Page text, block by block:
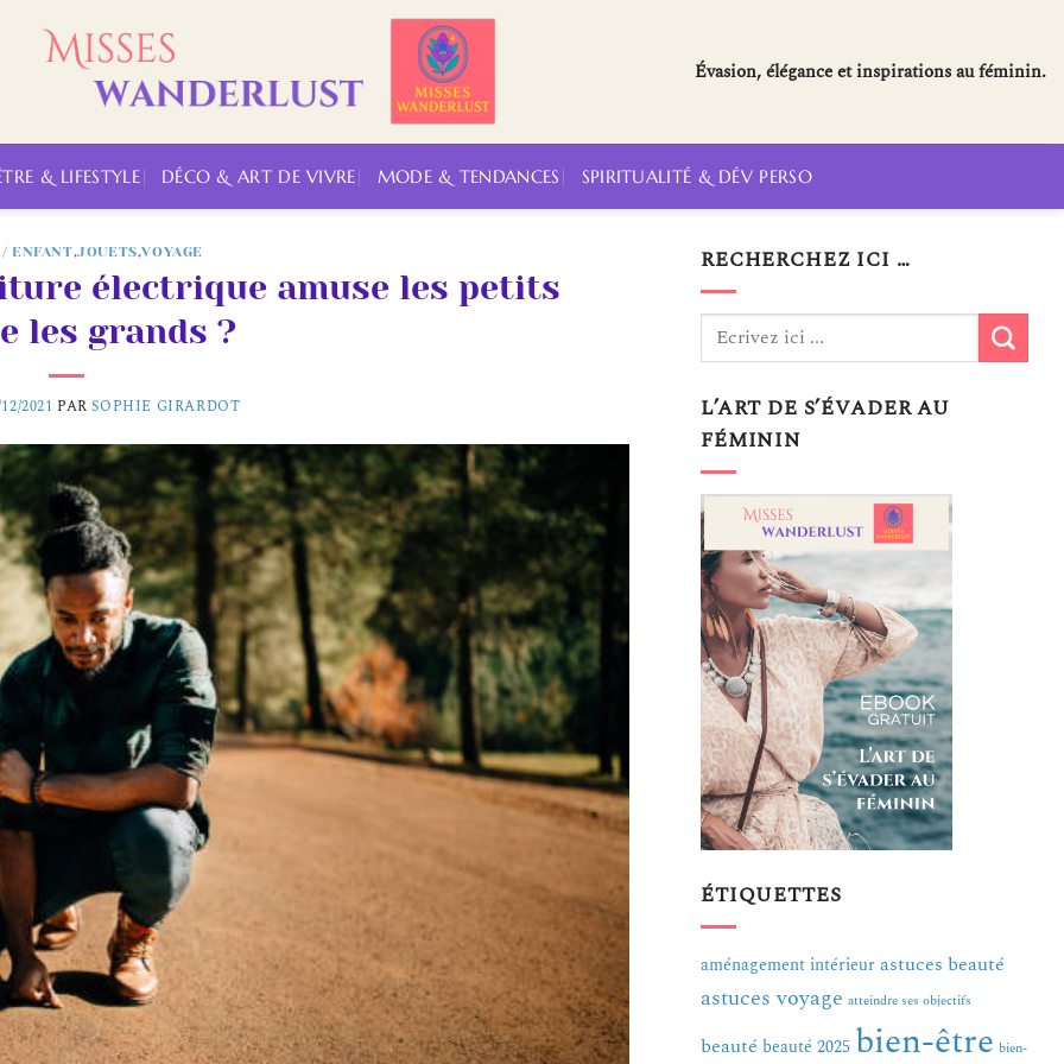
Évasion, élégance et inspirations au féminin.
& LIFESTYLE DÉCO & ART DE VIVRE MODE & TENDANCES SPIRITUALITÉ & DÉV PERSO
ENFANT,JOUETS,VOYAGE
électrique amuse les petits
les grands ?
2021 PARSOPHIE GIRARDOT
RECHERCHEZ ICI …
L’ART DE S’ÉVADER AU
FÉMININ
ÉTIQUETTES
aménagement intérieurastuces beauté
astuces voyage atteindre ses objectifs
beauté beauté 2025 bien-être bien-